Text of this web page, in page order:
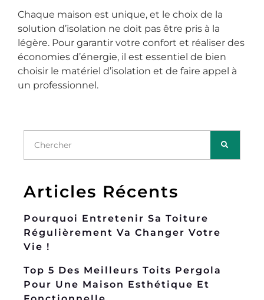
Articles Récents
Pourquoi Entretenir Sa Toiture
Régulièrement Va Changer Votre
Vie !
Top 5 Des Meilleurs Toits Pergola
Pour Une Maison Esthétique Et
Chaque maison est unique, et le choix de la
solution d’isolation ne doit pas être pris à la
légère. Pour garantir votre confort et réaliser des
économies d’énergie, il est essentiel de bien
choisir le matériel d’isolation et de faire appel à
un professionnel.